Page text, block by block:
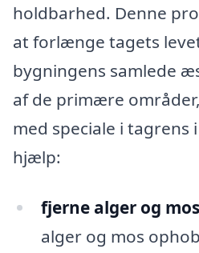
holdbarhed. Denne
at forlænge tagets
bygningens samlede
af de primære
med speciale i tagrens
hjælp:
fjerne alger og
alger og mos